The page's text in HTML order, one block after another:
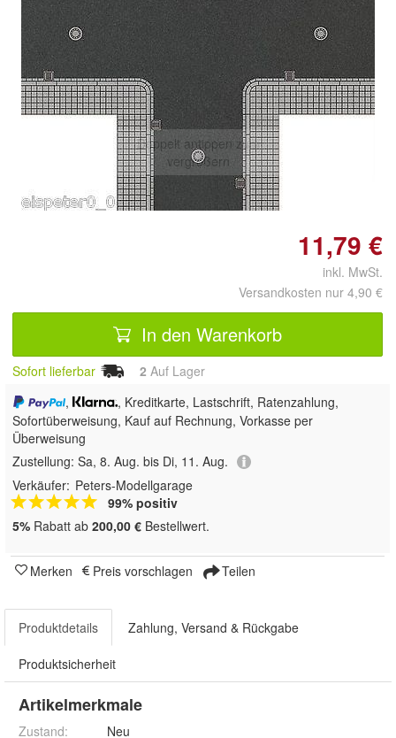
Doppelt antippen zum
vergrößern
11,79 €
inkl. MwSt.
Versandkosten nur 4,90 €
In den Warenkorb
Sofort lieferbar 2 Auf Lager
,
, Kreditkarte, Lastschrift, Ratenzahlung,
Sofortüberweisung, Kauf auf Rechnung, Vorkasse per
Überweisung
Zustellung: Sa, 8. Aug. bis Di, 11. Aug.
Verkäufer: Peters-Modellgarage
99% positiv
5% Rabatt ab 200,00 € Bestellwert.
Merken Preis vorschlagen Teilen
Produktdetails Zahlung, Versand & Rückgabe
Produktsicherheit
Artikelmerkmale
Zustand:
Neu